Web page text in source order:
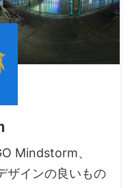
Mindstorm、
ザインの良いもの